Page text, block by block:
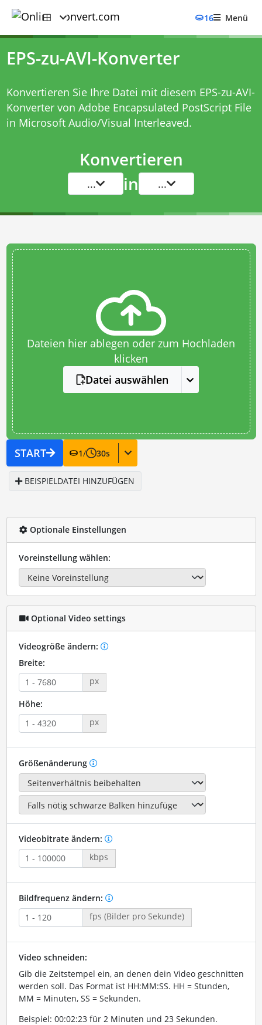
16 Menü
EPS-zu-AVI-Konverter
Konvertieren Sie Ihre Datei mit diesem EPS-zu-AVI-
Konvertervon Adobe Encapsulated PostScript File
in Microsoft Audio/Visual Interleaved.
Konvertieren
... in ...
Dateien hier ablegen oder zum Hochladen
klicken
Datei auswählen
START 1/ 30s
BEISPIELDATEI HINZUFÜGEN
Optionale Einstellungen
Voreinstellung wählen:
Optional Video settings
Videogröße ändern:
Breite:
px
Höhe:
px
Größenänderung
Videobitrate ändern:
kbps
Bildfrequenz ändern:
fps (Bilder pro Sekunde)
Video schneiden:
Gib die Zeitstempel ein, an denen dein Video geschnitten
werden soll. Das Format ist HH:MM:SS. HH = Stunden,
MM = Minuten, SS = Sekunden.
Beispiel: 00:02:23 für 2 Minuten und 23 Sekunden.